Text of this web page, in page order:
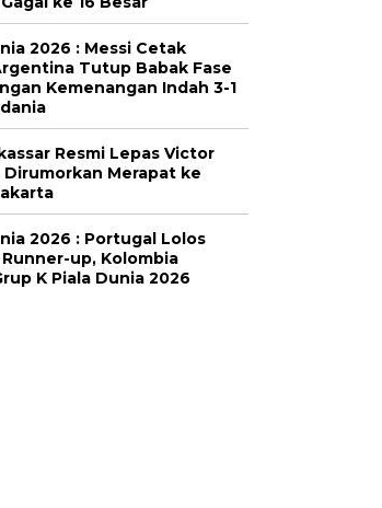
2026 : Messi Cetak
Tutup Babak Fase
Kemenangan Indah 3-1
Resmi Lepas Victor
Merapat ke
2026 : Portugal Lolos
up, Kolombia
K Piala Dunia 2026